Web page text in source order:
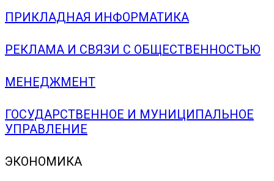
ПРИКЛАДНАЯ ИНФОРМАТИКА
РЕКЛАМА И СВЯЗИ С ОБЩЕСТВЕННОСТЬЮ
МЕНЕДЖМЕНТ
ГОСУДАРСТВЕННОЕ И МУНИЦИПАЛЬНОЕ
УПРАВЛЕНИЕ
ЭКОНОМИКА